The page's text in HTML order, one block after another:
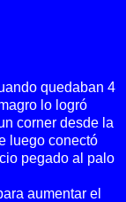
quedaban 4
lo logró
corner desde la
luego conectó
pegado al palo
aumentar el